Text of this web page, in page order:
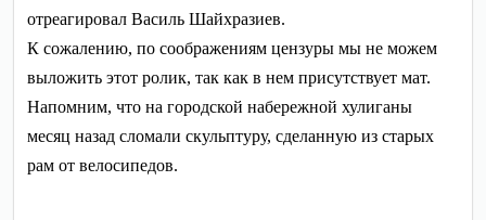
отреагировал Василь Шайхразиев.
К сожалению, по соображениям цензуры мы не можем
выложить этот ролик, так как в нем присутствует мат.
Напомним, что на городской набережной хулиганы
месяц назад сломали скульптуру, сделанную из старых
рам от велосипедов.